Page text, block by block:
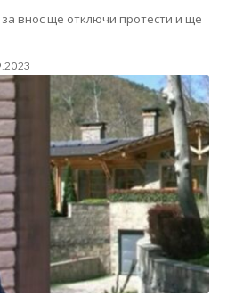
внос ще отключи протести и ще